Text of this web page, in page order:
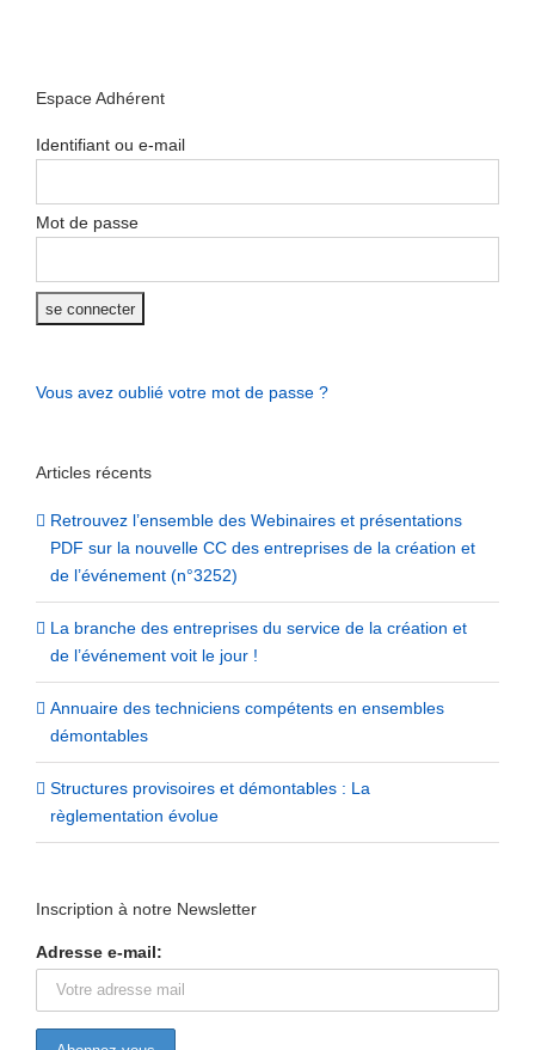
Espace Adhérent
Identifiant ou e-mail
Mot de passe
Vous avez oublié votre mot de passe ?
Articles récents
Retrouvez l’ensemble des Webinaires et présentations
PDF sur la nouvelle CC des entreprises de la création et
de l’événement (n°3252)
La branche des entreprises du service de la création et
de l’événement voit le jour !
Annuaire des techniciens compétents en ensembles
démontables
Structures provisoires et démontables : La
règlementation évolue
Inscription à notre Newsletter
Adresse e-mail: